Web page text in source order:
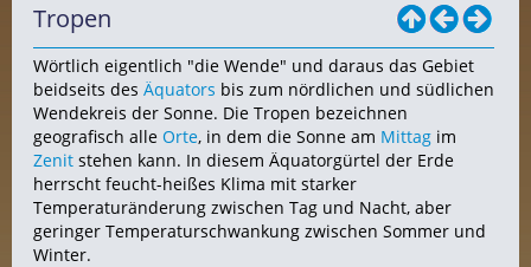
Tropen
Wörtlich eigentlich "die Wende" und daraus das Gebiet
beidseits des Äquators bis zum nördlichen und südlichen
Wendekreis der Sonne. Die Tropen bezeichnen
geografisch alle Orte, in dem die Sonne am Mittag im
Zenit stehen kann. In diesem Äquatorgürtel der Erde
herrscht feucht-heißes Klima mit starker
Temperaturänderung zwischen Tag und Nacht, aber
geringer Temperaturschwankung zwischen Sommer und
Winter.